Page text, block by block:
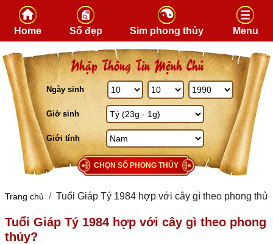
Skip to content
Home Số đẹp Sim phong thủy Menu
Nhập Thông Tin Mệnh Chủ
Ngày sinh
Giờ sinh
Giới tính
CHỌN SỐ PHONG THỦY
Trang chủ Tuổi Giáp Tý 1984 hợp với cây gì theo phong
Tuổi Giáp Tý 1984 hợp với cây gì theo phong
thủy?